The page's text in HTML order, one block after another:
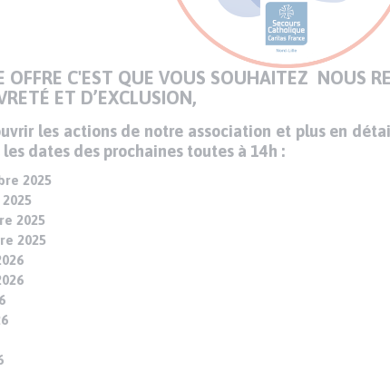
OFFRE C'EST QUE VOUS SOUHAITEZ NOUS
ET D’EXCLUSION,
les actions de notre association et plus en
dates des prochaines toutes à 14h :
2025
2025
2025